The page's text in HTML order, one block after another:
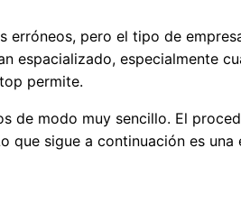
pero el tipo de
espacializado, especialmente
permite.
de modo muy sencillo. El
que sigue a continuación es